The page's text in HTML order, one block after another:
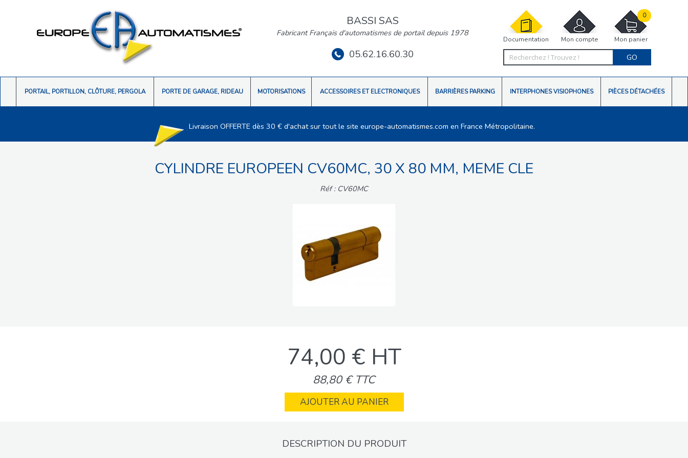
Documentation Mon compte Mon panier
0
GO
BASSI SAS
Fabricant Français d'automatismes de portail depuis 1978
05.62.16.60.30
PORTAIL, PORTILLON, CLÔTURE, PERGOLA PORTE DE GARAGE, RIDEAU MOTORISATIONS ACCESSOIRES ET ELECTRONIQUES BARRIÈRES PARKING INTERPHONES VISIOPHONES PIÈCES DÉTACHÉES
Livraison OFFERTE dès 30 € d'achat sur tout le site europe-automatismes.com en France Métropolitaine.
CYLINDRE EUROPEEN CV60MC, 30 X 80 MM, MEME CLE
Réf : CV60MC
74,00 € HT
88,80 € TTC
AJOUTER AU PANIER
DESCRIPTION DU PRODUIT